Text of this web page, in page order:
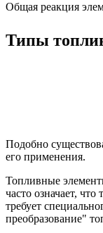
Общая реакция
Типы
Подобно
его применения.
Топливные
часто означает,
требует
преобразование"